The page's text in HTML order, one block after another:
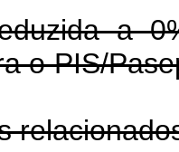
a
o PIS/